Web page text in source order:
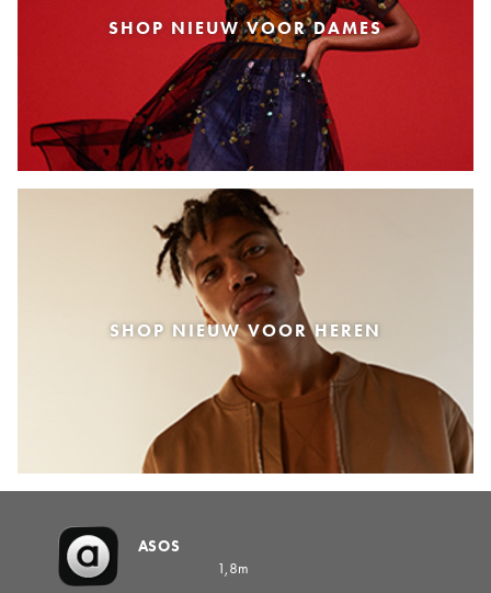
SHOP NIEUW VOOR DAMES
SHOP NIEUW VOOR HEREN
ASOS
1,8m